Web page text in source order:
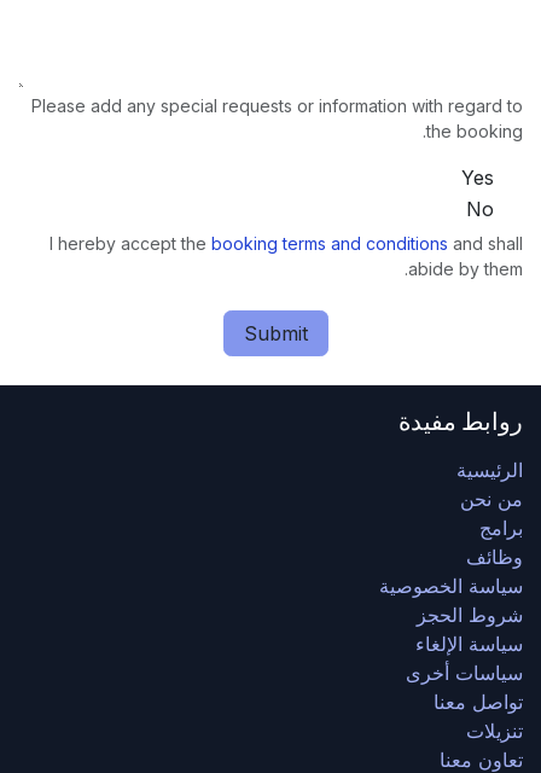
Please add any special requests or information with regard to
the booking.
Yes
No
I hereby accept the booking terms and conditions and shall
abide by them.
Submit
روابط مفيدة
الرئيسية
من نحن
برامج
وظائف
سياسة الخصوصية
شروط الحجز
سياسة الإلغاء
سياسات أخرى
تواصل معنا
تنزيلات
تعاون معنا